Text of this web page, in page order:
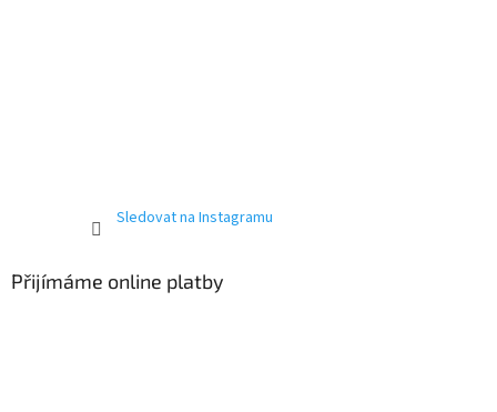
Sledovat na Instagramu
Přijímáme online platby